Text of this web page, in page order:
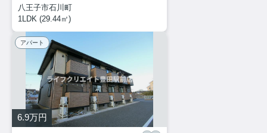
八王子市石川町
1LDK (29.44㎡)
アパート
6.9万円